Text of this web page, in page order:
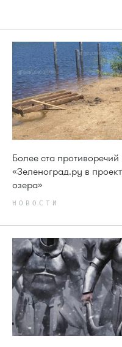
Более ста
«Зеленоград.ру в
озера»
НОВОСТИ